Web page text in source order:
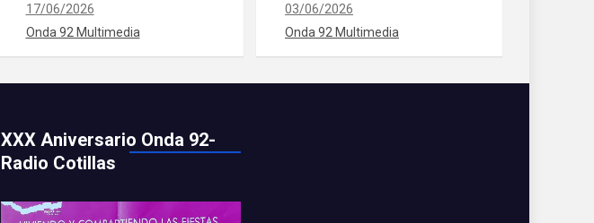
17/06/2026
Onda 92 Multimedia
03/06/2026
Onda 92 Multimedia
XXX Aniversario Onda 92-
Radio Cotillas